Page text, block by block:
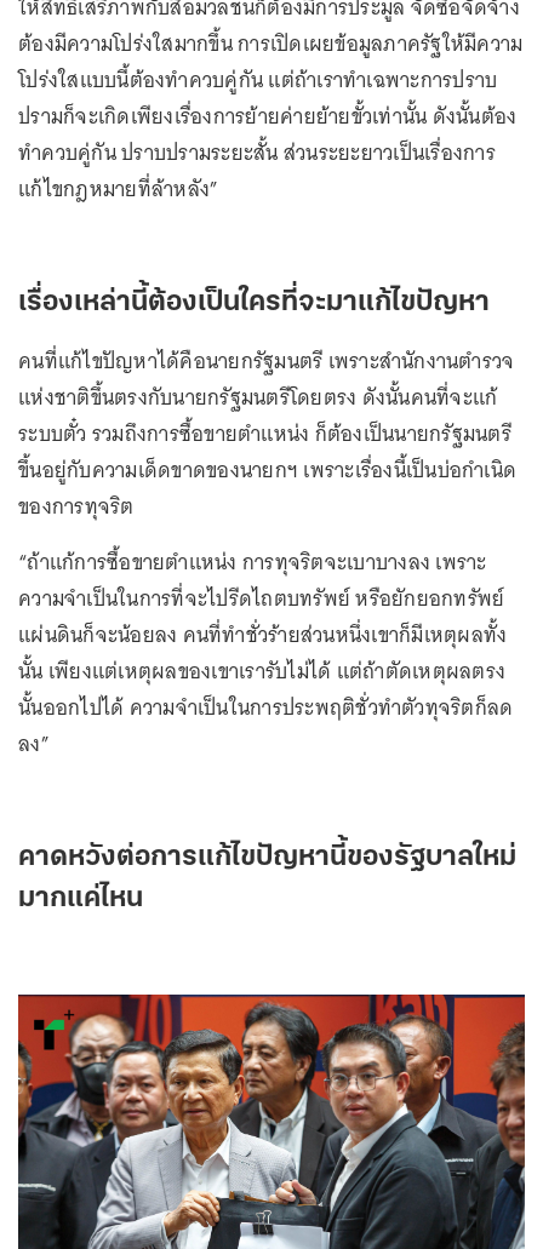
ให้สิทธิเสรีภาพกับสื่อมวลชนก็ต้องมีการประมูล จัดซื้อจัดจ้าง
ต้องมีความโปร่งใสมากขึ้น การเปิดเผยข้อมูลภาครัฐให้มีความ
โปร่งใสแบบนี้ต้องทำควบคู่กัน แต่ถ้าเราทำเฉพาะการปราบ
ปรามก็จะเกิดเพียงเรื่องการย้ายค่ายย้ายขั้วเท่านั้น ดังนั้นต้อง
ทำควบคู่กัน ปราบปรามระยะสั้น ส่วนระยะยาวเป็นเรื่องการ
แก้ไขกฎหมายที่ล้าหลัง”
เรื่องเหล่านี้ต้องเป็นใครที่จะมาแก้ไขปัญหา
คนที่แก้ไขปัญหาได้คือนายกรัฐมนตรี เพราะสำนักงานตำรวจ
แห่งชาติขึ้นตรงกับนายกรัฐมนตรีโดยตรง ดังนั้นคนที่จะแก้
ระบบตั๋ว รวมถึงการซื้อขายตำแหน่ง ก็ต้องเป็นนายกรัฐมนตรี
ขึ้นอยู่กับความเด็ดขาดของนายกฯ เพราะเรื่องนี้เป็นบ่อกำเนิด
ของการทุจริต
“ถ้าแก้การซื้อขายตำแหน่ง การทุจริตจะเบาบางลง เพราะ
ความจำเป็นในการที่จะไปรีดไถตบทรัพย์ หรือยักยอกทรัพย์
แผ่นดินก็จะน้อยลง คนที่ทำชั่วร้ายส่วนหนึ่งเขาก็มีเหตุผลทั้ง
นั้น เพียงแต่เหตุผลของเขาเรารับไม่ได้ แต่ถ้าตัดเหตุผลตรง
นั้นออกไปได้ ความจำเป็นในการประพฤติชั่วทำตัวทุจริตก็ลด
ลง”
คาดหวังต่อการแก้ไขปัญหานี้ของรัฐบาลใหม่
มากแค่ไหน